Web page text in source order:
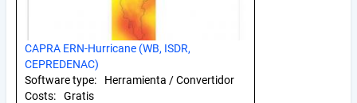
CAPRA ERN-Hurricane (WB, ISDR,
CEPREDENAC)
Software type:
Herramienta / Convertidor
Costs:
Gratis